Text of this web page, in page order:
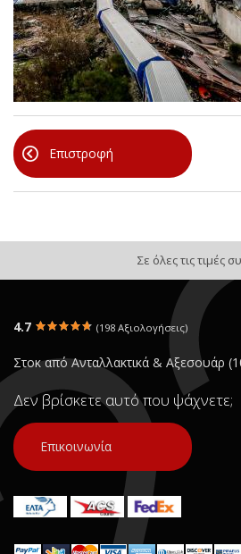
Επιστροφή
Σε όλες τις τιμές
4.7 (198 Αξιολογήσεις)
Στοκ από Ανταλλακτικά & Αξεσουάρ
Δεν βρίσκετε αυτό που ψάχνετε;
Επικοινωνία